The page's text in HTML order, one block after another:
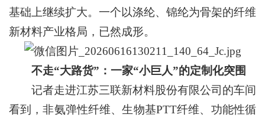
基础上继续扩大。一个以涤纶、锦纶为骨架的纤维
新材料产业格局，已然成形。
不走“大路货”：一家“小巨人”的定制化突围
记者走进江苏三联新材料股份有限公司的车间
看到，非氨弹性纤维、生物基PTT纤维、功能性循